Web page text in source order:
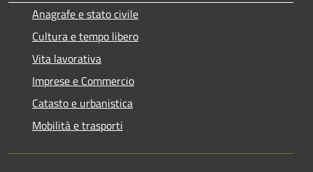
Anagrafe e stato civile
Cultura e tempo libero
Vita lavorativa
Imprese e Commercio
Catasto e urbanistica
Mobilità e trasporti